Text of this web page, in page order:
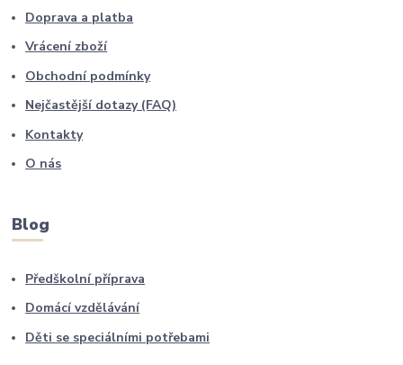
Doprava a platba
Vrácení zboží
Obchodní podmínky
Nejčastější dotazy (FAQ)
Kontakty
O nás
Blog
Předškolní příprava
Domácí vzdělávání
Děti se speciálními potřebami